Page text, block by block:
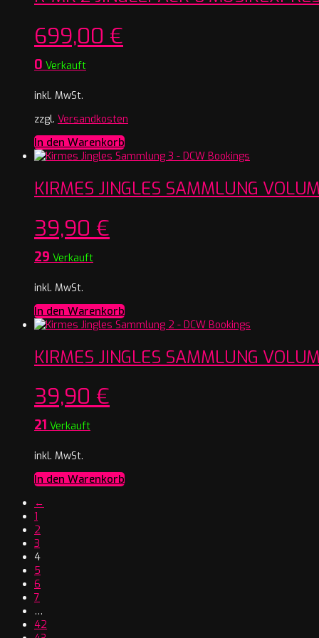
699,00 €
0 Verkauft
inkl. MwSt.
zzgl. Versandkosten
In den Warenkorb
KIRMES JINGLES SAMMLUNG
39,90 €
29 Verkauft
inkl. MwSt.
In den Warenkorb
KIRMES JINGLES SAMMLUNG
39,90 €
21 Verkauft
inkl. MwSt.
In den Warenkorb
←
1
2
3
4
5
6
7
…
42